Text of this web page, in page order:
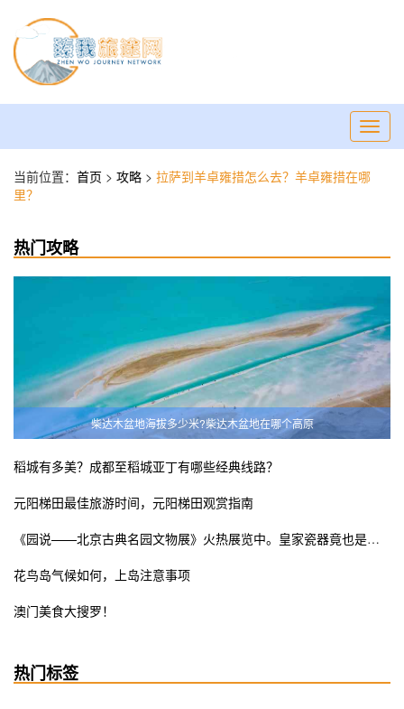
当前位置： 首页 > 攻略 > 拉萨到羊卓雍措怎么去？羊卓雍措在哪
里？
热门攻略
柴达木盆地海拔多少米?柴达木盆地在哪个高原
稻城有多美？成都至稻城亚丁有哪些经典线路？
元阳梯田最佳旅游时间，元阳梯田观赏指南
《园说——北京古典名园文物展》火热展览中。皇家瓷器竟也是少女粉ins风？错过这次展览遗憾终生
花鸟岛气候如何，上岛注意事项
澳门美食大搜罗！
热门标签